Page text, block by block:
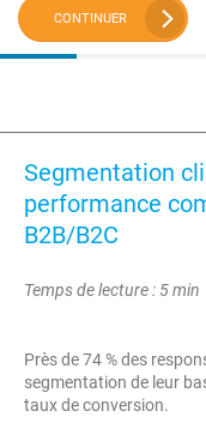
CONTINUER
Segmentation
performance
B2B/B2C
Temps de lecture : 5 min
Près de 74 % des
segmentation de leur
taux de conversion.